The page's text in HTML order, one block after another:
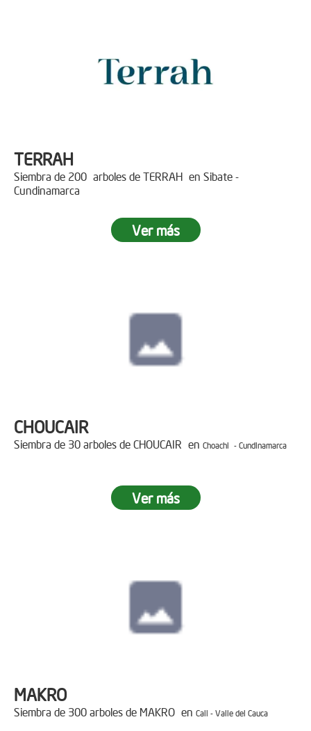
TERRAH
Siembra de 200 arboles de TERRAH en Sibate -
Cundinamarca
Ver más
CHOUCAIR
Siembra de 30 arboles de CHOUCAIR en Choachi - Cundinamarca
Ver más
MAKRO
Siembra de 300 arboles de MAKRO en Cali - Valle del Cauca